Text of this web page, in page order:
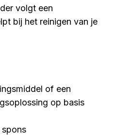
volgt een
bij het reinigen van je
of een
op basis